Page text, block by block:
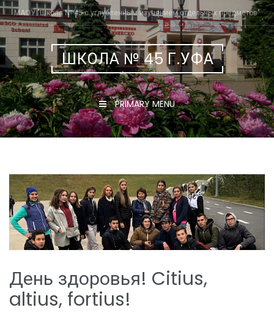
Skip
to
content
МАОУ "Школа № 45 с углубленным изучением отдельных предметов"
ШКОЛА № 45 Г.УФА
PRIMARY MENU
День здоровья! Citius,
altius, fortius!